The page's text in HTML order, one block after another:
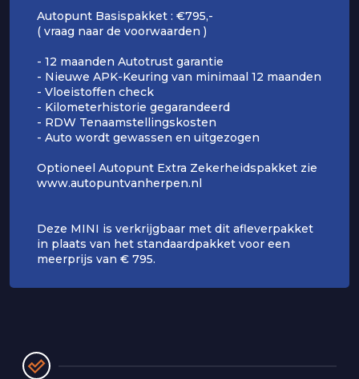
Autopunt Basispakket : €795,-
( vraag naar de voorwaarden )
- 12 maanden Autotrust garantie
- Nieuwe APK-Keuring van minimaal 12 maanden
- Vloeistoffen check
- Kilometerhistorie gegarandeerd
- RDW Tenaamstellingskosten
- Auto wordt gewassen en uitgezogen
Optioneel Autopunt Extra Zekerheidspakket zie
www.autopuntvanherpen.nl
Deze MINI is verkrijgbaar met dit afleverpakket
in plaats van het standaardpakket voor een
meerprijs van € 795.